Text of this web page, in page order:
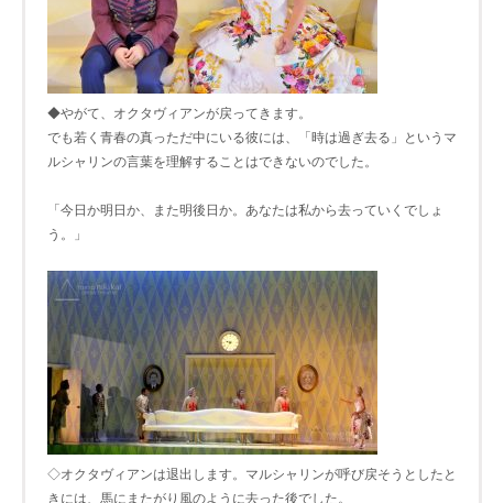
◆やがて、オクタヴィアンが戻ってきます。
でも若く青春の真っただ中にいる彼には、「時は過ぎ去る」というマ
ルシャリンの言葉を理解することはできないのでした。
「今日か明日か、また明後日か。あなたは私から去っていくでしょ
う。」
◇オクタヴィアンは退出します。マルシャリンが呼び戻そうとしたと
きには、馬にまたがり風のように去った後でした。